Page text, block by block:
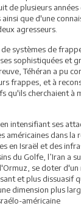
de plusieurs
que d'une
agresseurs.
systèmes de
sophistiquées et
Téhéran a pu
frappes, et à
qu'ils cherchaient à
intensifiant ses
américaines dans la
en Israël et des
du Golfe, l’Iran a
se doter d'un
et plus dissuasif
dimension plus
américaine